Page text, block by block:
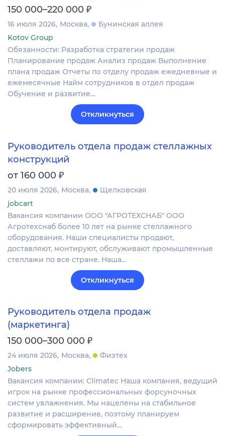
150 000–220 000 ₽
16 июля 2026 Москва
Бунинская аллея
Kotov Group
Обязанности: Разработка стратегии продаж
Планирование продаж Анализ продаж Выполнение
плана продаж Отчеты по отделу продаж ежедневные и
ежемесячные Найм сотрудников в отдел продаж
Обучение и развитие…
Откликнуться
Руководитель отдела продаж стеллажных
конструкций
от 160 000 ₽
20 июля 2026 Москва
Щелковская
jobcart
Вакансия компании ООО "АГРОТЕХСНАБ" ООО
Агротехснаб более 10 лет на рынке стеллажного
оборудования. Наши специалисты продают,
доставляют, монтируют, обслуживают промышленные
стеллажи по все стране. Наша…
Откликнуться
Руководитель отдела продаж
(маркетинга)
150 000–300 000 ₽
24 июля 2026 Москва
Физтех
Jobers
Вакансия компании: Climatec Наша компания, ведущий
игрок на рынке профессиональных форсуночных
систем увлажнения. Мы нацелены на стабильное
развитие и расширение, поэтому планируем
сформировать эффективный…